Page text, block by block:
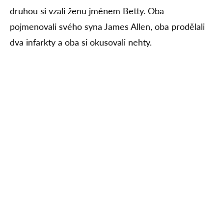
druhou si vzali ženu jménem Betty. Oba
pojmenovali svého syna James Allen, oba prodělali
dva infarkty a oba si okusovali nehty.